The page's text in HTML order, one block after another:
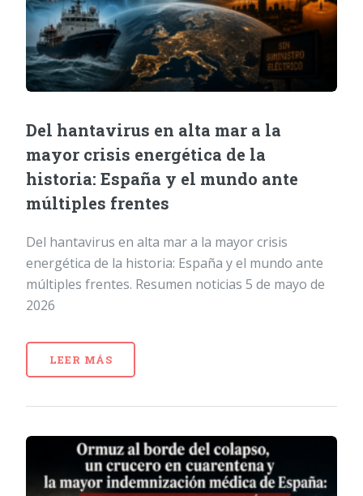
Del hantavirus en alta mar a la
mayor crisis energética de la
historia: España y el mundo ante
múltiples frentes
Del hantavirus en alta mar a la mayor crisis
energética de la historia: España y el mundo ante
múltiples frentes. Resumen noticias 5 de mayo de
2026
LEER MÁS